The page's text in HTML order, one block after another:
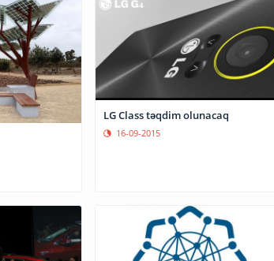
LG Class təqdim olunacaq
16-09-2015